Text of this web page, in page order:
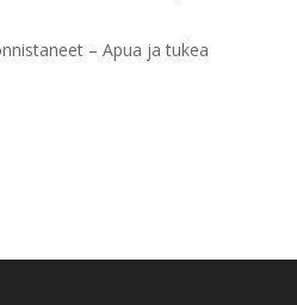
– Apua ja tukea